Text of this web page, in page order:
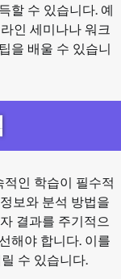
할 수 있습니다. 예
인 세미나나 워크
을 배울 수 있습니
인 학습이 필수적
보와 분석 방법을
결과를 주기적으
해야 합니다. 이를
수 있습니다.